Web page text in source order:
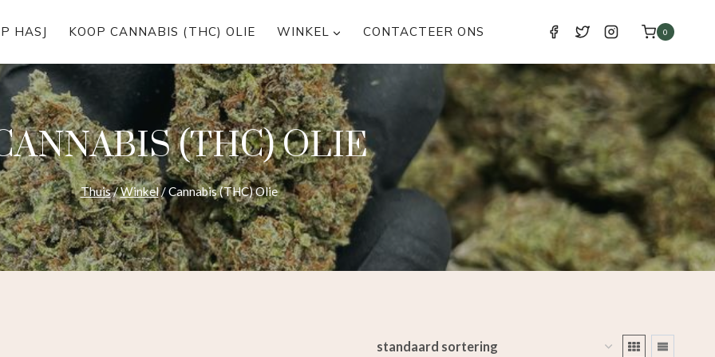
HASJ KOOP CANNABIS (THC) OLIE WINKEL CONTACTEER ONS 0
(THC) OLIE
Thuis/Winkel/Cannabis (THC) Olie